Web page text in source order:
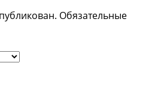
Обязательные